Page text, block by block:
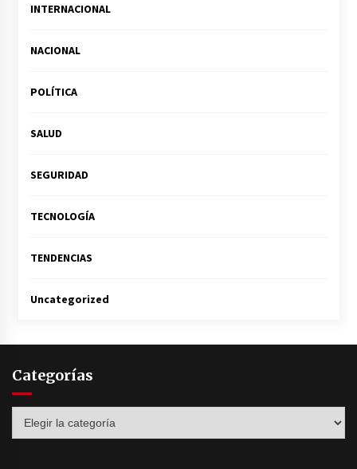
INTERNACIONAL
NACIONAL
POLÍTICA
SALUD
SEGURIDAD
TECNOLOGÍA
TENDENCIAS
Uncategorized
Categorías